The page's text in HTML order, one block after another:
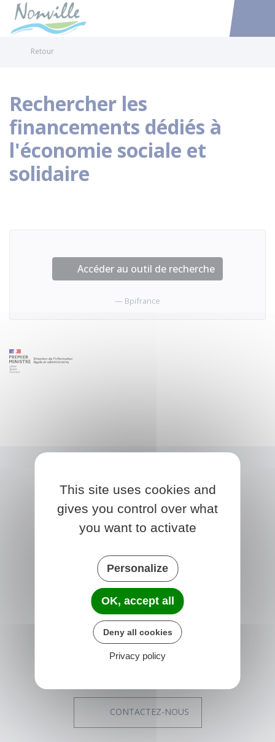
Accéder
Retour
Rechercher les
financements dédiés à
l'économie sociale et
solidaire
Accéder au outil de recherche
Bpifrance
NONVILLE
Place de la Mairie
77140 nonville
France
01 64 29 01 34
CONTACTEZ-NOUS
This site uses cookies and
gives you control over what
you want to activate
Personalize
OK, accept all
Deny all cookies
Privacy policy